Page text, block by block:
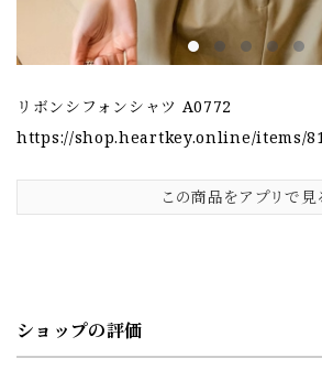
リボンシフォンシャツ A0772
https://shop.heartkey.online/items/
この商品をアプリで見
ショップの評価